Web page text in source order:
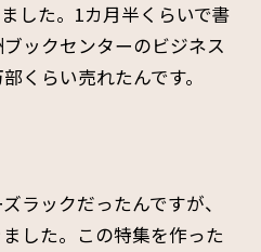
した。1カ月半くらいで書
ックセンターのビジネス
くらい売れたんです。
ラックだったんですが、
した。この特集を作った